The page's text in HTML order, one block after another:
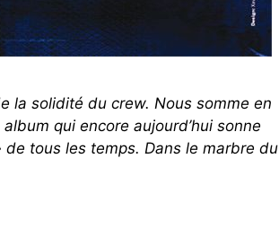
la solidité du crew. Nous somme en
qui encore aujourd’hui sonne
tous les temps. Dans le marbre du